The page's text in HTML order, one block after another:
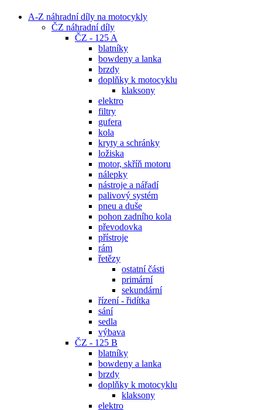
A-Z náhradní díly na motocykly
ČZ náhradní díly
ČZ - 125 A
blatníky
bowdeny a lanka
brzdy
doplňky k motocyklu
klaksony
elektro
filtry
gufera
kola
kryty a schránky
ložiska
motor, skříň motoru
nálepky
nástroje a nářadí
palivový systém
pneu a duše
pohon zadního kola
převodovka
přístroje
rám
řetězy
ostatní části
primární
sekundární
řízení - řidítka
sání
sedla
výbava
ČZ - 125 B
blatníky
bowdeny a lanka
brzdy
doplňky k motocyklu
klaksony
elektro